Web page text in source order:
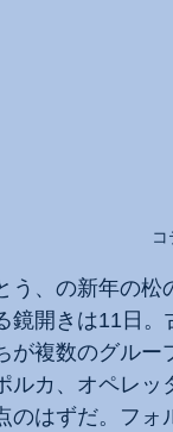
う、の新年の
鏡開きは11日。
が複数のグル
ルカ、オペレ
のはずだ。フ